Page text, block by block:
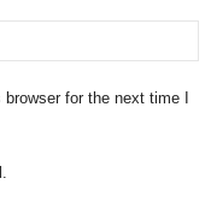
for the next time I